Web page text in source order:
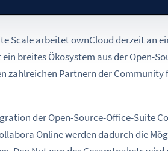
Scale arbeitet ownCloud derzeit an
breites Ökosystem aus der Open-
zahlreichen Partnern der
der Open-Source-Office-Suite
Online werden dadurch die